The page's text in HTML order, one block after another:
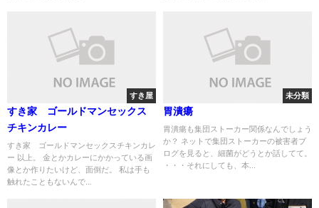
すき屋
すき家 ゴールドマンセックス
チキンカレー
すき家 ゴールドマンセックスチキンカレ
ー 以上。 金とかカレーにかかっている画
像とか作りたいけど、面倒だ。 私は手も
触れたこともないんで...
未分類
胃潰瘍
胃潰瘍も集団ストーカー関係なんでしょう
か？ ネットで集団ストーカーの被害者ブ
ログを見ると、細菌がどうとか話してて。
・・・それにしても、本...